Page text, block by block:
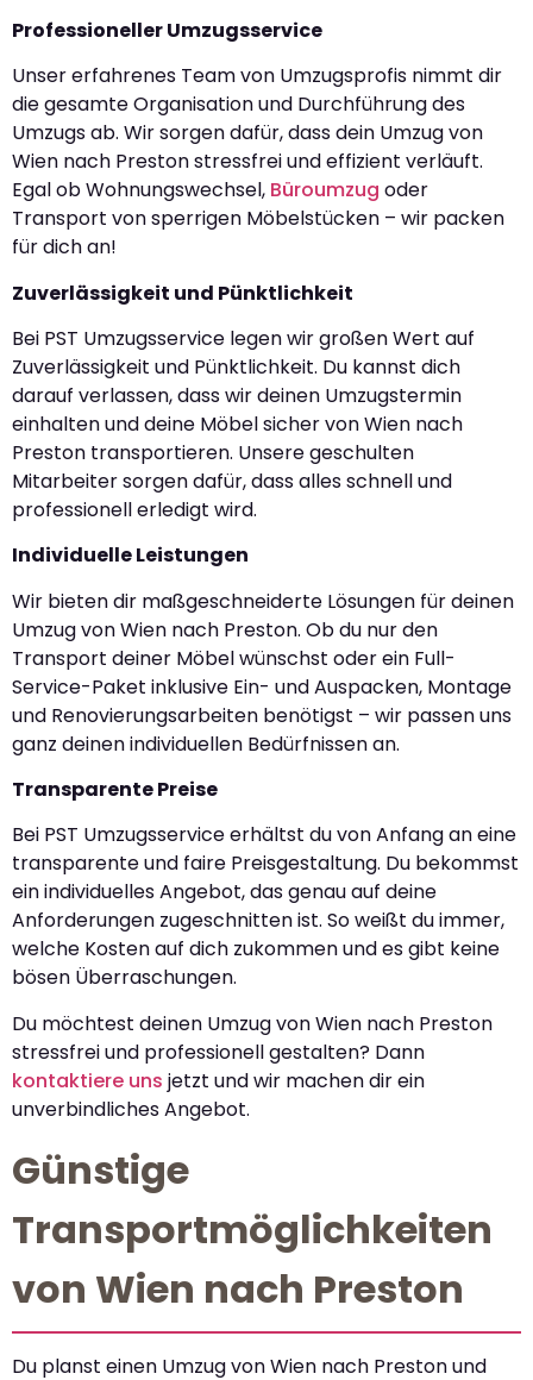
Professioneller Umzugsservice
Unser erfahrenes Team von Umzugsprofis nimmt dir
die gesamte Organisation und Durchführung des
Umzugs ab. Wir sorgen dafür, dass dein Umzug von
Wien nach Preston stressfrei und effizient verläuft.
Egal ob Wohnungswechsel, Büroumzug oder
Transport von sperrigen Möbelstücken – wir packen
für dich an!
Zuverlässigkeit und Pünktlichkeit
Bei PST Umzugsservice legen wir großen Wert auf
Zuverlässigkeit und Pünktlichkeit. Du kannst dich
darauf verlassen, dass wir deinen Umzugstermin
einhalten und deine Möbel sicher von Wien nach
Preston transportieren. Unsere geschulten
Mitarbeiter sorgen dafür, dass alles schnell und
professionell erledigt wird.
Individuelle Leistungen
Wir bieten dir maßgeschneiderte Lösungen für deinen
Umzug von Wien nach Preston. Ob du nur den
Transport deiner Möbel wünschst oder ein Full-
Service-Paket inklusive Ein- und Auspacken, Montage
und Renovierungsarbeiten benötigst – wir passen uns
ganz deinen individuellen Bedürfnissen an.
Transparente Preise
Bei PST Umzugsservice erhältst du von Anfang an eine
transparente und faire Preisgestaltung. Du bekommst
ein individuelles Angebot, das genau auf deine
Anforderungen zugeschnitten ist. So weißt du immer,
welche Kosten auf dich zukommen und es gibt keine
bösen Überraschungen.
Du möchtest deinen Umzug von Wien nach Preston
stressfrei und professionell gestalten? Dann
kontaktiere uns jetzt und wir machen dir ein
unverbindliches Angebot.
Günstige
Transportmöglichkeiten
von Wien nach Preston
Du planst einen Umzug von Wien nach Preston und